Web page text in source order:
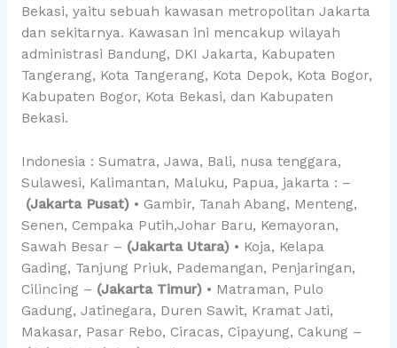
Bekasi, yaitu sebuah kawasan metropolitan Jakarta
dan sekitarnya. Kawasan ini mencakup wilayah
administrasi Bandung, DKI Jakarta, Kabupaten
Tangerang, Kota Tangerang, Kota Depok, Kota Bogor,
Kabupaten Bogor, Kota Bekasi, dan Kabupaten
Bekasi.
Indonesia : Sumatra, Jawa, Bali, nusa tenggara,
Sulawesi, Kalimantan, Maluku, Papua, jakarta : –
(Jakarta Pusat)• Gambir, Tanah Abang, Menteng,
Senen, Cempaka Putih,Johar Baru, Kemayoran,
Sawah Besar – (Jakarta Utara)• Koja, Kelapa
Gading, Tanjung Priuk, Pademangan, Penjaringan,
Cilincing – (Jakarta Timur)• Matraman, Pulo
Gadung, Jatinegara, Duren Sawit, Kramat Jati,
Makasar, Pasar Rebo, Ciracas, Cipayung, Cakung –